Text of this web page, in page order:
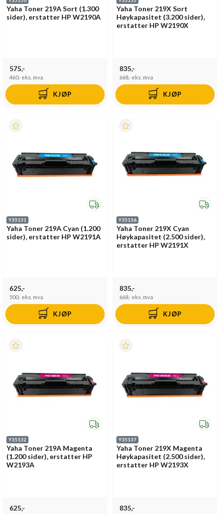
Yaha Toner 219A Sort (1.300
sider), erstatter HP W2190A
575,-
460,- eks. mva
KJØP
Yaha Toner 219X Sort
Høykapasitet (3.200 sider),
erstatter HP W2190X
835,-
668,- eks. mva
KJØP
Y35131
Yaha Toner 219A Cyan (1.200
sider), erstatter HP W2191A
625,-
500,- eks. mva
KJØP
Y35136
Yaha Toner 219X Cyan
Høykapasitet (2.500 sider),
erstatter HP W2191X
835,-
668,- eks. mva
KJØP
Y35132
Yaha Toner 219A Magenta
(1.200 sider), erstatter HP
W2193A
625,-
Y35137
Yaha Toner 219X Magenta
Høykapasitet (2.500 sider),
erstatter HP W2193X
835,-